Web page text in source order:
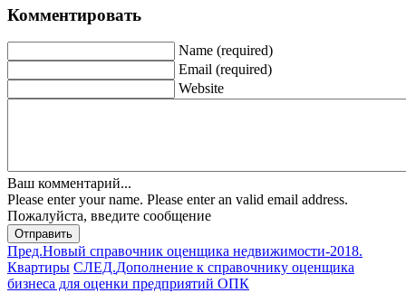
Комментировать
Name (required)
Email (required)
Website
Ваш комментарий...
Please enter your name. Please enter an valid email address.
Пожалуйста, введите сообщение
Отправить
Пред.Новый справочник оценщика недвижимости-2018.
Квартиры СЛЕД.Дополнение к справочнику оценщика
бизнеса для оценки предприятий ОПК